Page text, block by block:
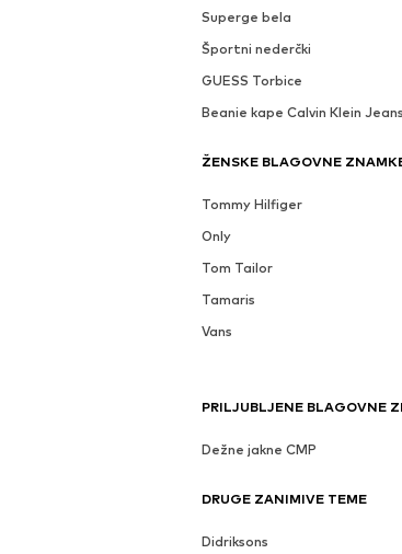
Superge bela
Športni nederčki
GUESS Torbice
Beanie kape Calvin Klein Jeans
ŽENSKE BLAGOVNE
Tommy Hilfiger
Only
Tom Tailor
Tamaris
Vans
PRILJUBLJENE BLAGOVNE
Dežne jakne CMP
DRUGE ZANIMIVE TEME
Didriksons